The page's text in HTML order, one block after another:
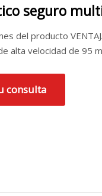
seguro
del producto
alta velocidad de 95
consulta